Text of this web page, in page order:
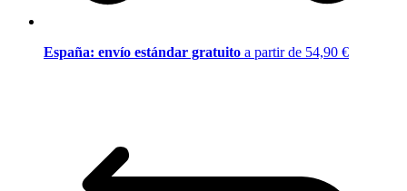
España: envío estándar gratuito a partir de 54,90 €